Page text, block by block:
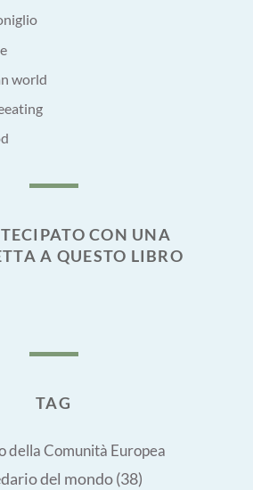
world
CON UNA
A QUESTO LIBRO
TAG
della Comunità Europea
del mondo(38)